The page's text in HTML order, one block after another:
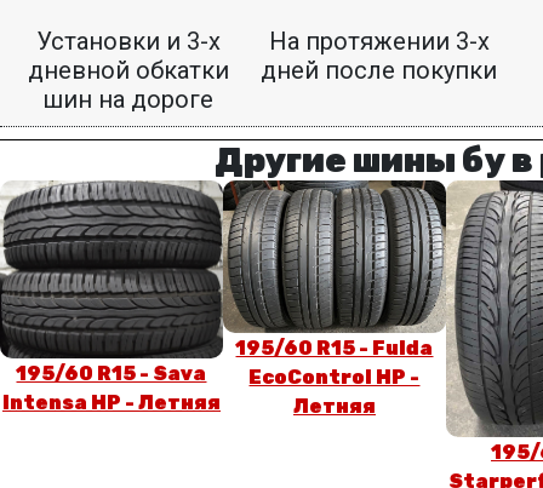
Установки и 3-х
дневной обкатки
шин на дороге
На протяжении 3-х
дней после покупки
Другие шины бу в
195/60 R15 - Sava
Intensa HP - Летняя
195/60 R15 - Fulda
EcoControl HP -
Летняя
195/